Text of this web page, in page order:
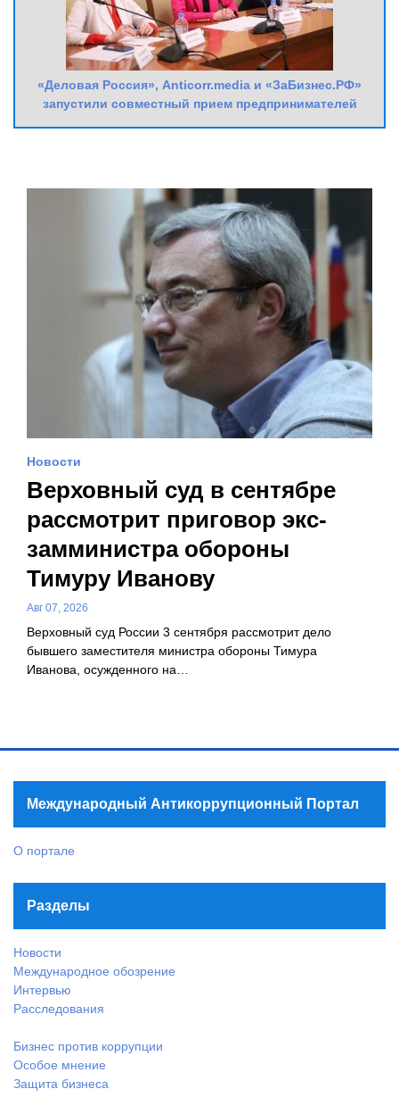
«Деловая Россия», Anticorr.media и «ЗаБизнес.РФ»
запустили совместный прием предпринимателей
Новости
Верховный суд в сентябре
рассмотрит приговор экс-
замминистра обороны
Тимуру Иванову
Авг 07, 2026
Верховный суд России 3 сентября рассмотрит дело
бывшего заместителя министра обороны Тимура
Иванова, осужденного на…
Международный Антикоррупционный Портал
О портале
Разделы
Новости
Международное обозрение
Интервью
Расследования
Бизнес против коррупции
Особое мнение
Защита бизнеса